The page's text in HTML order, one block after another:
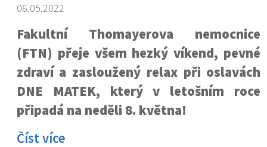
06.05.2022
Fakultní Thomayerova nemocnice
(FTN) přeje všem hezký víkend, pevné
zdraví a zasloužený relax při oslavách
DNE MATEK, který v letošním roce
připadá na neděli 8. května!
Číst více